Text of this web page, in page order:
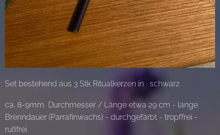
Set bestehend aus 3 Stk Ritualkerzen in schwarz
ca. 8-9mm Durchmesser / Länge etwa 29 cm - lange
Brenndauer (Parrafinwachs) - durchgefärbt - tropffrei -
rußfrei